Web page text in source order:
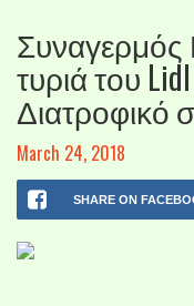
τυριά του
Διατροφικό
March 24, 2018
SHARE ON